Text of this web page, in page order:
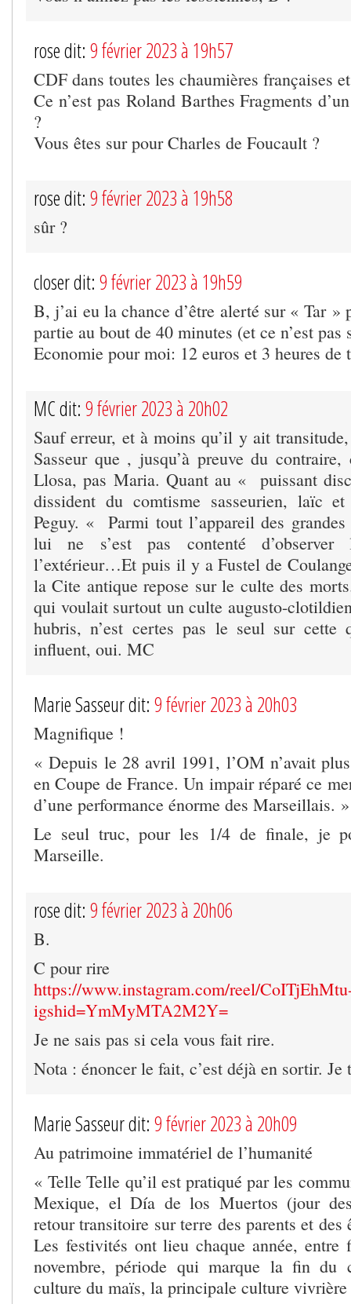
rose dit: 9 février 2023 à 19h57
CDF dans toutes les chaumières françaises
Ce n’est pas Roland Barthes Fragments
?
Vous êtes sur pour Charles de Foucault ?
rose dit: 9 février 2023 à 19h58
sûr ?
closer dit: 9 février 2023 à 19h59
B, j’ai eu la chance d’être alerté sur « Tar »
partie au bout de 40 minutes (et ce n’est pas
Economie pour moi: 12 euros et 3 heures de
MC dit: 9 février 2023 à 20h02
Sauf erreur, et à moins qu’il y ait
Sasseur que , jusqu’à preuve du contraire,
Llosa, pas Maria. Quant au « puissant
dissident du comtisme sasseurien, laïc
Peguy. « Parmi tout l’appareil des
lui ne s’est pas contenté d’observer
l’extérieur…Et puis il y a Fustel de
la Cite antique repose sur le culte des
qui voulait surtout un culte augusto-
hubris, n’est certes pas le seul sur cette
influent, oui. MC
Marie Sasseur dit: 9 février 2023 à 20h03
Magnifique !
« Depuis le 28 avril 1991, l’OM n’avait
en Coupe de France. Un impair réparé ce
d’une performance énorme des Marseillais. »
Le seul truc, pour les 1/4 de finale, je
Marseille.
rose dit: 9 février 2023 à 20h06
B.
C pour rire
https://www.instagram.com/reel/
igshid=YmMyMTA2M2Y=
Je ne sais pas si cela vous fait rire.
Nota : énoncer le fait, c’est déjà en sortir. Je
Marie Sasseur dit: 9 février 2023 à 20h09
Au patrimoine immatériel de l’humanité
« Telle Telle qu’il est pratiqué par les
Mexique, el Día de los Muertos (jour
retour transitoire sur terre des parents et des
Les festivités ont lieu chaque année, entre
novembre, période qui marque la fin du
culture du maïs, la principale culture vivrière